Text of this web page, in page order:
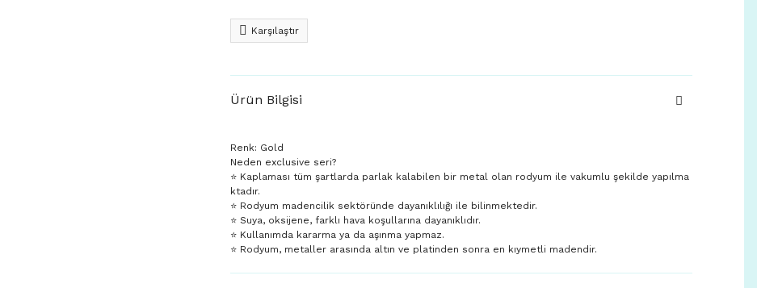
Karşılaştır
Ürün Bilgisi
Renk: Gold
Neden exclusive seri?
⭐️ Kaplaması tüm şartlarda parlak kalabilen bir metal olan rodyum ile vakumlu şekilde yapılma
ktadır.
⭐️ Rodyum madencilik sektöründe dayanıklılığı ile bilinmektedir.
⭐️ Suya, oksijene, farklı hava koşullarına dayanıklıdır.
⭐️ Kullanımda kararma ya da aşınma yapmaz.
⭐️ Rodyum, metaller arasında altın ve platinden sonra en kıymetli madendir.